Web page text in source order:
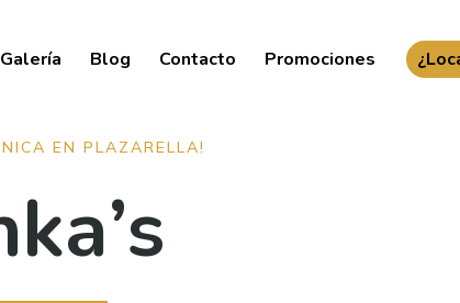
Galería Blog Contacto Promociones
EN PLAZARELLA!